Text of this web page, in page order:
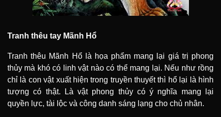
Tranh thêu tay Mãnh Hổ
Tranh thêu Mãnh Hổ là họa phẩm mang lại giá trị phong
thủy mà khó có linh vật nào có thể mang lại. Nếu như rồng
chỉ là con vật xuất hiện trong truyền thuyết thì hổ lại là hình
tượng có thật. Là vật phong thủy có ý nghĩa mang lại
quyền lực, tài lộc và công danh sáng lạng cho chủ nhân.